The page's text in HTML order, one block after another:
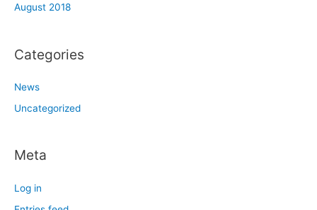
August 2018
Categories
News
Uncategorized
Meta
Log in